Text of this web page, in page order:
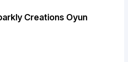
Creations Oyun